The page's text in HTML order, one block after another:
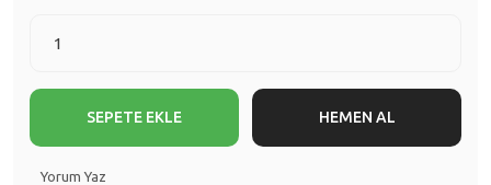
SEPETE EKLE HEMEN AL
Yorum Yaz